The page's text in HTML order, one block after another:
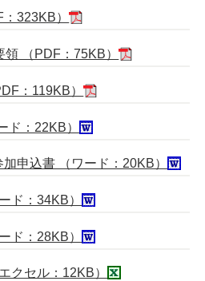
323KB）
（PDF：75KB）
：119KB）
：22KB）
申込書 （ワード：20KB）
ド：34KB）
ド：28KB）
セル：12KB）